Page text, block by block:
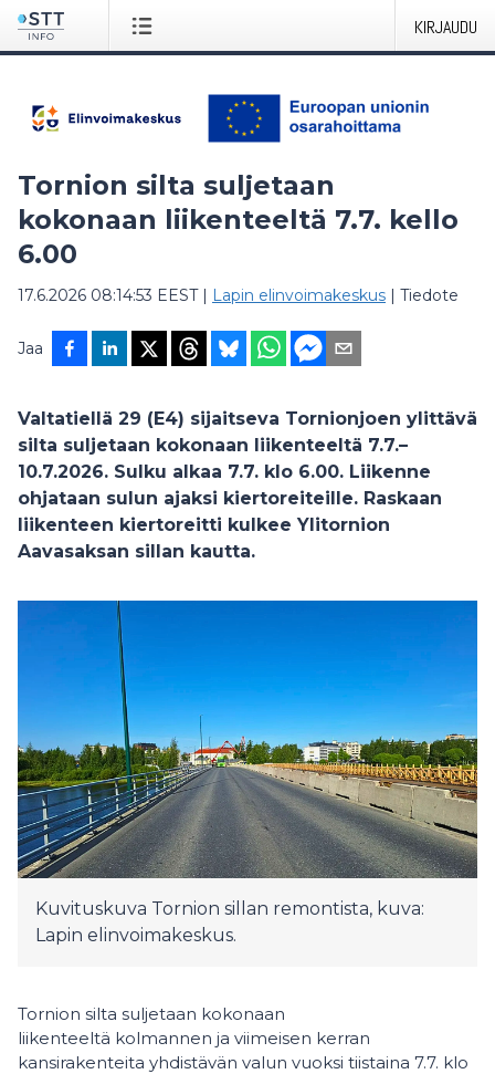
KIRJAUDU
Tornion silta suljetaan
kokonaan liikenteeltä 7.7. kello
6.00
17.6.2026 08:14:53 EEST| Lapin elinvoimakeskus | Tiedote
Jaa
Valtatiellä 29 (E4) sijaitseva Tornionjoen ylittävä
silta suljetaan kokonaan liikenteeltä 7.7.–
10.7.2026. Sulku alkaa 7.7. klo 6.00. Liikenne
ohjataan sulun ajaksi kiertoreiteille. Raskaan
liikenteen kiertoreitti kulkee Ylitornion
Aavasaksan sillan kautta.
Kuvituskuva Tornion sillan remontista, kuva:
Lapin elinvoimakeskus.
Tornion silta suljetaan kokonaan
liikenteeltä kolmannen ja viimeisen kerran
kansirakenteita yhdistävän valun vuoksi tiistaina 7.7. klo